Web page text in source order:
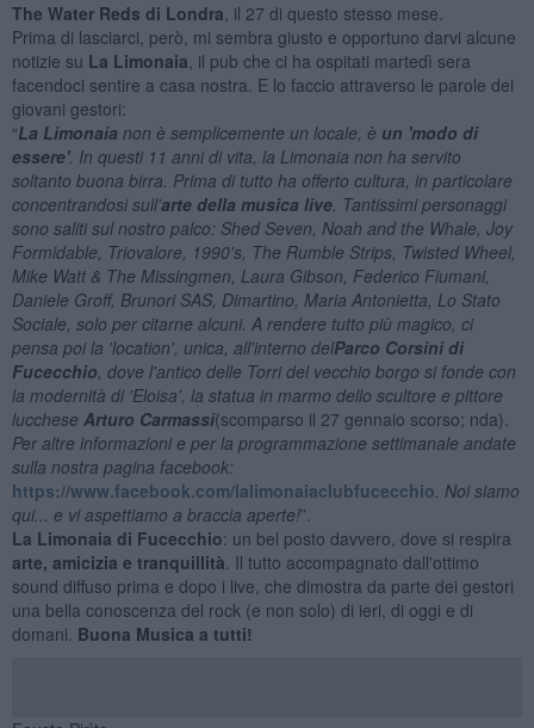
The Water Reds di Londra , il 27 di questo stesso mese.
Prima di lasciarci, però, mi sembra giusto e opportuno darvi alcune
notizie su La Limonaia , il pub che ci ha ospitati martedì sera
facendoci sentire a casa nostra. E lo faccio attraverso le parole dei
giovani gestori:
“La Limonaianon è semplicemente un locale, è un 'modo di
essere'. In questi 11 anni di vita, la Limonaia non ha servito
soltanto buona birra. Prima di tutto ha offerto cultura, in particolare
concentrandosi sull'arte della musica live. Tantissimi personaggi
sono saliti sul nostro palco: Shed Seven, Noah and the Whale, Joy
Formidable, Triovalore, 1990's, The Rumble Strips, Twisted Wheel,
Mike Watt & The Missingmen, Laura Gibson, Federico Fiumani,
Daniele Groff, Brunori SAS, Dimartino, Maria Antonietta, Lo Stato
Sociale, solo per citarne alcuni. A rendere tutto più magico, ci
pensa poi la 'location', unica, all'interno delParco Corsini di
Fucecchio , dove l'antico delle Torri del vecchio borgo si fonde con
la modernità di 'Eloisa', la statua in marmo dello scultore e pittore
lucchese Arturo Carmassi(scomparso il 27 gennaio scorso; nda).
Per altre informazioni e per la programmazione settimanale andate
sulla nostra pagina facebook:
https://www.facebook.com/lalimonaiaclubfucecchio . Noi siamo
qui... e vi aspettiamo a braccia aperte!”.
La Limonaia di Fucecchio: un bel posto davvero, dove si respira
arte, amicizia e tranquillità . Il tutto accompagnato dall'ottimo
sound diffuso prima e dopo i live, che dimostra da parte dei gestori
una bella conoscenza del rock (e non solo) di ieri, di oggi e di
domani. Buona Musica a tutti!